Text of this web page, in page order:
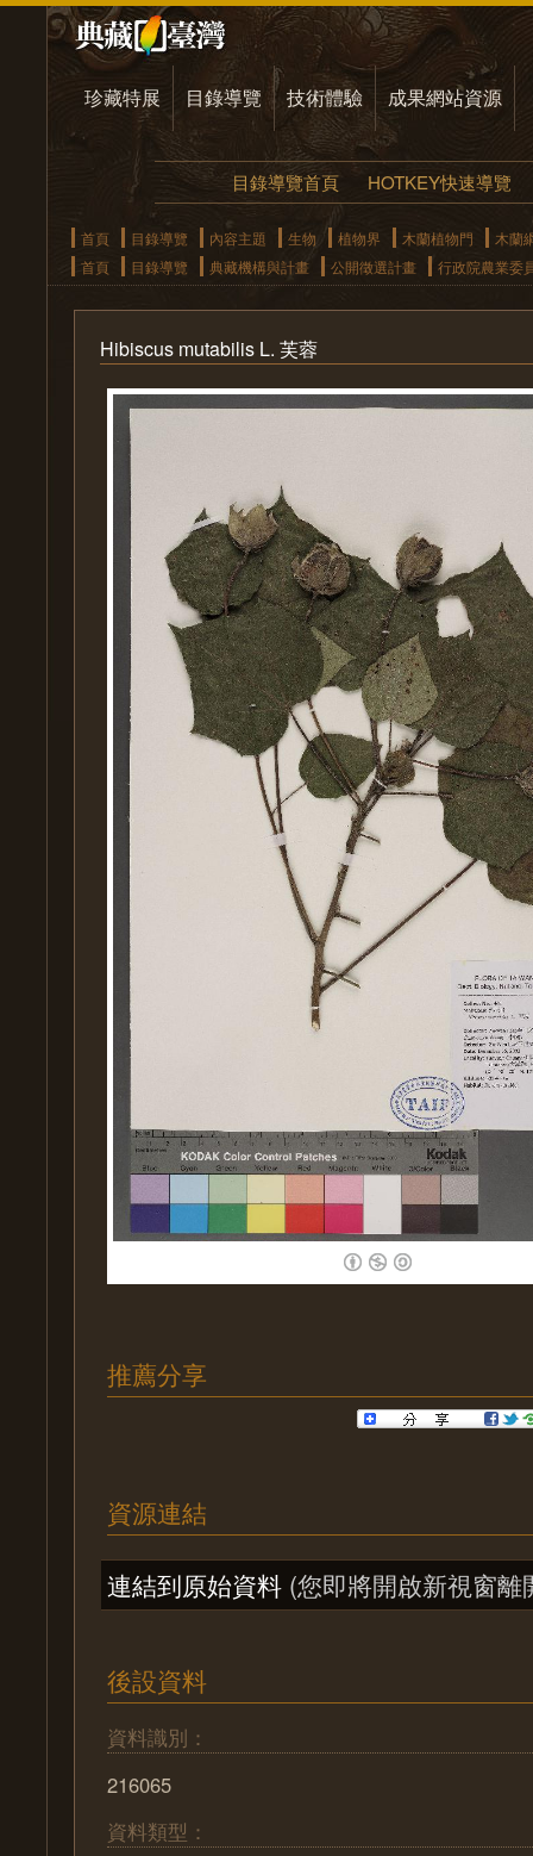
珍藏特展 目錄導覽 技術體驗 成果網站資源
目錄導覽首頁 HOTKEY快速導覽
首頁 目錄導覽 內容主題 生物 植物界 木蘭植物門
木蘭
首頁
目錄導覽 典藏機構與計畫 公開徵選計畫 行政院農業委
Hibiscus mutabilis L. 芙蓉
推薦分享
資源連結
連結到原始資料 (您即將開啟新視窗離
後設資料
資料識別：
216065
資料類型：